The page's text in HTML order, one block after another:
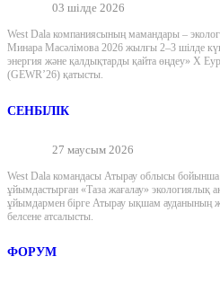
03 шілде 2026
West Dala компаниясының мамандары –
Минара Масәлімова 2026 жылғы 2–3 шілде
энергия және қалдықтарды қайта өңдеу» X
(GEWR’26) қатысты.
СЕНБІЛІК
27 маусым 2026
West Dala командасы Атырау облысы бойынша
ұйымдастырған «Таза жағалау» экологиялық
ұйымдармен бірге Атырау ықшам ауданының
белсене атсалысты.
ФОРУМ